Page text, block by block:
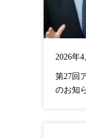
2026年4
第27回
のお知